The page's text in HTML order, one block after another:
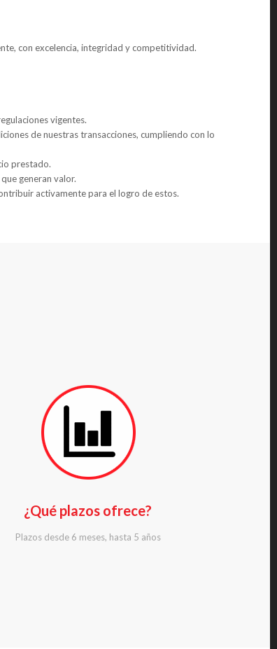
con excelencia, integridad y competitividad.
vigentes.
de nuestras transacciones, cumpliendo con lo
prestado.
generan valor.
activamente para el logro de estos.
¿Qué plazos ofrece?
Plazos desde 6 meses, hasta 5 años